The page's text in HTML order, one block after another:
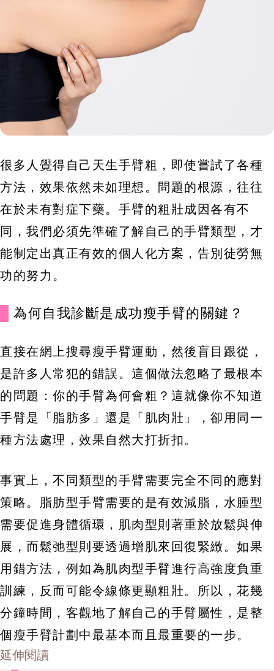
很多人覺得自己天生手臂粗，即使嘗試了各種
方法，效果依然未如理想。問題的根源，往往
在於未有對症下藥。手臂的粗壯成因各有不
同，我們必須先準確了解自己的手臂類型，才
能制定出真正有效的個人化方案，告別徒勞無
功的努力。
為何自我診斷是成功瘦手臂的關鍵？
直接在網上搜尋瘦手臂運動，然後盲目跟從，
是許多人常犯的錯誤。這個做法忽略了最根本
的問題：你的手臂為何會粗？這就像你不知道
手臂是「脂肪多」還是「肌肉壯」，卻用同一
種方法處理，效果自然大打折扣。
事實上，不同類型的手臂需要完全不同的應對
策略。脂肪型手臂需要的是有效減脂，水腫型
需要促進身體循環，肌肉型則著重於放鬆與伸
展，而鬆弛型則要透過增肌來回復緊緻。如果
用錯方法，例如為肌肉型手臂進行高強度負重
訓練，反而可能令線條更顯粗壯。所以，花幾
分鐘時間，客觀地了解自己的手臂屬性，是整
個瘦手臂計劃中最基本而且最重要的一步。
延伸閱讀